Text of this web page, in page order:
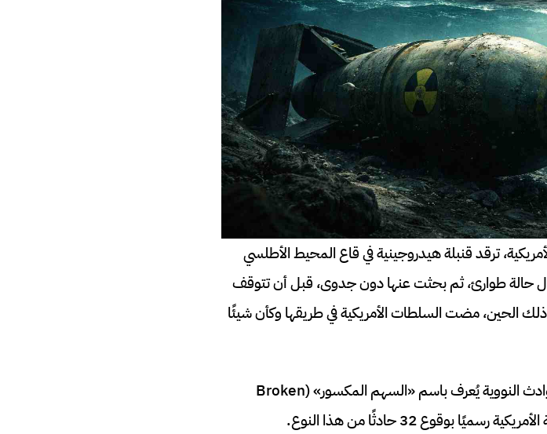
ترقد قنبلة هيدروجينية في قاع المحيط الأطلسي
خلال حالة طوارئ، ثم بحثت عنها دون جدوى، قبل أن تتوقف
الحين، مضت السلطات الأمريكية في طريقها وكأن شيئًا
وتطلق الولايات المتحدة الأمريكية مصطلحا على الحوادث النووية يُعرف باسم «السهم المكسور» (Broken